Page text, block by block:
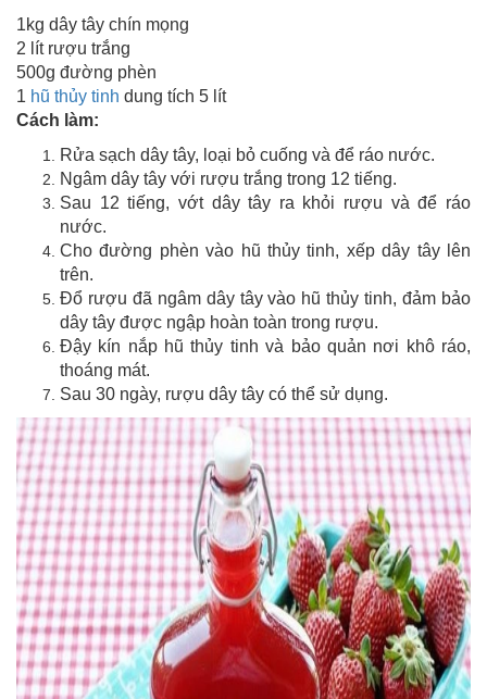
1kg dây tây chín mọng
2 lít rượu trắng
500g đường phèn
1 hũ thủy tinh dung tích 5 lít
Cách làm:
Rửa sạch dây tây, loại bỏ cuống và để ráo nước.
Ngâm dây tây với rượu trắng trong 12 tiếng.
Sau 12 tiếng, vớt dây tây ra khỏi rượu và để ráo
nước.
Cho đường phèn vào hũ thủy tinh, xếp dây tây lên
trên.
Đổ rượu đã ngâm dây tây vào hũ thủy tinh, đảm bảo
dây tây được ngập hoàn toàn trong rượu.
Đậy kín nắp hũ thủy tinh và bảo quản nơi khô ráo,
thoáng mát.
Sau 30 ngày, rượu dây tây có thể sử dụng.